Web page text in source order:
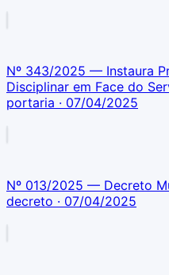
Nº 343/2025 — Instaura
Disciplinar em Face do
portaria · 07/04/2025
Nº 013/2025 — Decreto
decreto · 07/04/2025